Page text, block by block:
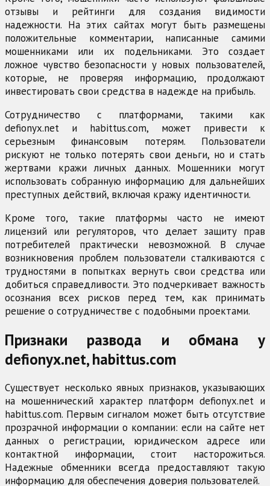
отзывы и рейтинги для создания видимости
надежности. На этих сайтах могут быть размещены
положительные комментарии, написанные самими
мошенниками или их подельниками. Это создает
ложное чувство безопасности у новых пользователей,
которые, не проверяя информацию, продолжают
инвестировать свои средства в надежде на прибыль.
Сотрудничество с платформами, такими как
defionyx.net и habittus.com, может привести к
серьезным финансовым потерям. Пользователи
рискуют не только потерять свои деньги, но и стать
жертвами кражи личных данных. Мошенники могут
использовать собранную информацию для дальнейших
преступных действий, включая кражу идентичности.
Кроме того, такие платформы часто не имеют
лицензий или регуляторов, что делает защиту прав
потребителей практически невозможной. В случае
возникновения проблем пользователи сталкиваются с
трудностями в попытках вернуть свои средства или
добиться справедливости. Это подчеркивает важность
осознания всех рисков перед тем, как принимать
решение о сотрудничестве с подобными проектами.
Признаки развода и обмана у
defionyx.net, habittus.com
Существует несколько явных признаков, указывающих
на мошеннический характер платформ defionyx.net и
habittus.com. Первым сигналом может быть отсутствие
прозрачной информации о компании: если на сайте нет
данных о регистрации, юридическом адресе или
контактной информации, стоит насторожиться.
Надежные обменники всегда предоставляют такую
информацию для обеспечения доверия пользователей.